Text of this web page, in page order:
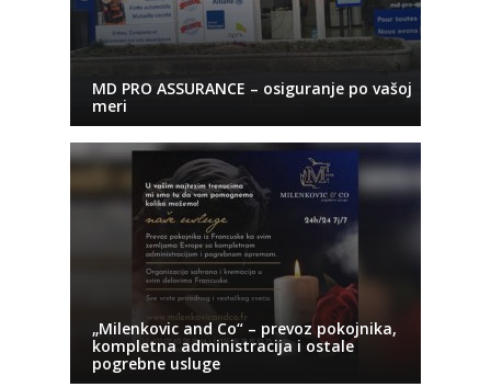
MD PRO ASSURANCE – osiguranje po vašoj
meri
„Milenkovic and Co“ – prevoz pokojnika,
kompletna administracija i ostale
pogrebne usluge